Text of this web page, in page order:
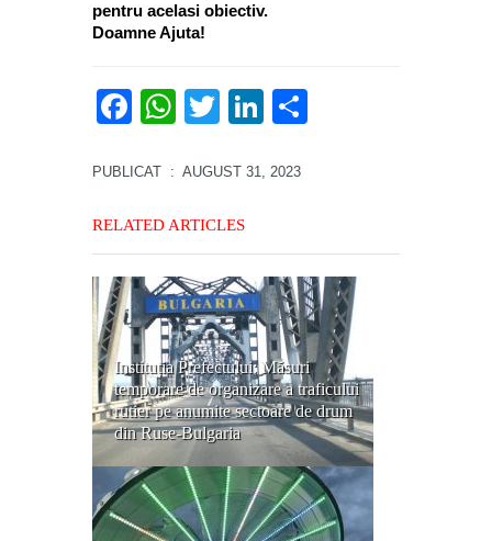
pentru acelasi obiectiv.
Doamne Ajuta!
Facebook
WhatsApp
TwitterLinkedIn
PUBLICAT : AUGUST 31, 2023
RELATED ARTICLES
Instituția Prefectului: Măsuri
temporare de organizare a traficului
rutier pe anumite sectoare de drum
din Ruse-Bulgaria